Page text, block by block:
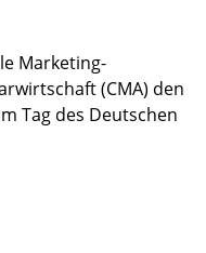
Marketing-
(CMA) den
Tag des Deutschen